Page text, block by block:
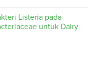
Listeria pada
untuk Dairy